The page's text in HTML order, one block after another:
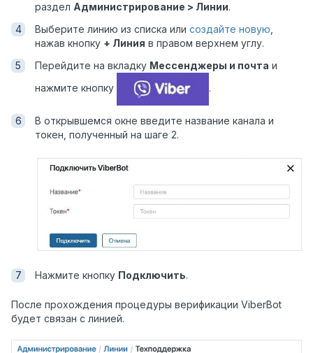
раздел Администрирование > Линии.
Выберите линию из списка или создайте новую,
нажав кнопку + Линия в правом верхнем углу.
Перейдите на вкладку Мессенджеры и почта и
нажмите кнопку
.
В открывшемся окне введите название канала и
токен, полученный на шаге 2.
Нажмите кнопку Подключить.
После прохождения процедуры верификации ViberBot
будет связан с линией.